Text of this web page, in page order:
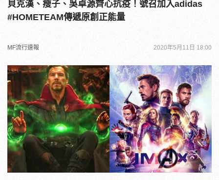
貝克漢、瘦子、吳卓源齊心抗疫！號召加入adidas
#HOMETEAM傳遞原創正能量
MF流行速報 2020年5月11日 18:00